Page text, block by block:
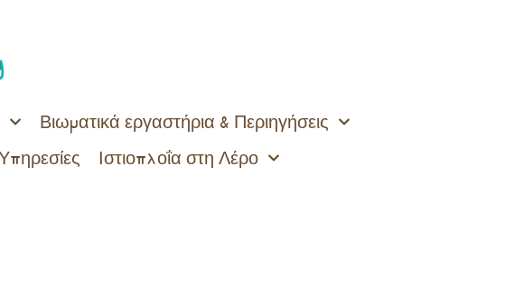
Βιωματικά εργαστήρια & Περιηγήσεις
Ιστιοπλοΐα στη Λέρο